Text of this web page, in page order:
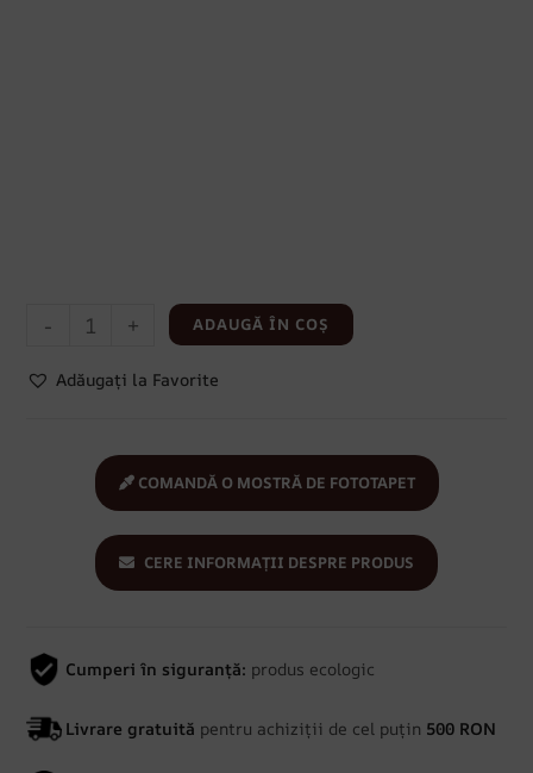
- + ADAUGĂ ÎN COȘ
Adăugați la Favorite
COMANDĂ O MOSTRĂ DE FOTOTAPET
CERE INFORMAȚII DESPRE PRODUS
Cumperi în siguranță: produs ecologic
Livrare gratuită pentru achiziții de cel puțin 500 RON